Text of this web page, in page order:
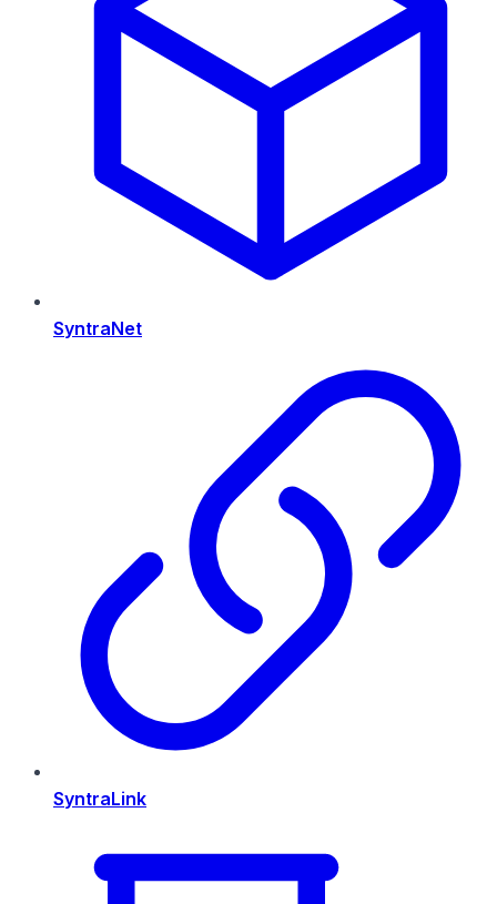
SyntraNet
SyntraLink